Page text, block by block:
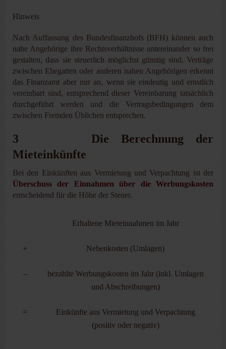
Hinweis
Nach Auffassung des Bundesfinanzhofs (BFH) können auch
nahe Angehörige ihre Rechtsverhältnisse untereinander so frei
gestalten, dass sie steuerlich möglichst günstig sind. Verträge
zwischen Ehegatten oder anderen nahen Angehörigen erkennt
das Finanzamt aber nur an, wenn sie eindeutig und ernstlich
vereinbart sind, entsprechend dieser Vereinbarung tatsächlich
durchgeführt werden und die Vertragsbedingungen dem
zwischen Fremden Üblichen entsprechen.
3 Die Berechnung der
Mieteinkünfte
Bei den Einkünften aus Vermietung und Verpachtung ist der
Überschuss der Einnahmen über die Werbungskosten
entscheidend für die Höhe der Steuer.
Erhaltene Mieteinnahmen im Jahr
+ Nebenkosten (Umlagen)
–
bezahlte Werbungskosten im Jahr (inkl. Umlagen
und Abschreibungen)
=
Einkünfte aus Vermietung und Verpachtung
(positiv oder negativ)